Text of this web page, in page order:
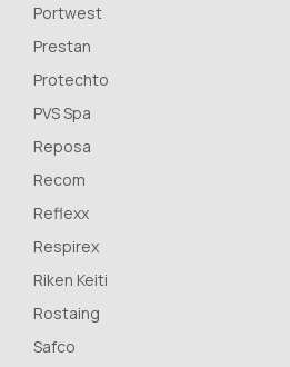
Portwest
Prestan
Protechto
PVS Spa
Reposa
Recom
Reflexx
Respirex
Riken Keiti
Rostaing
Safco